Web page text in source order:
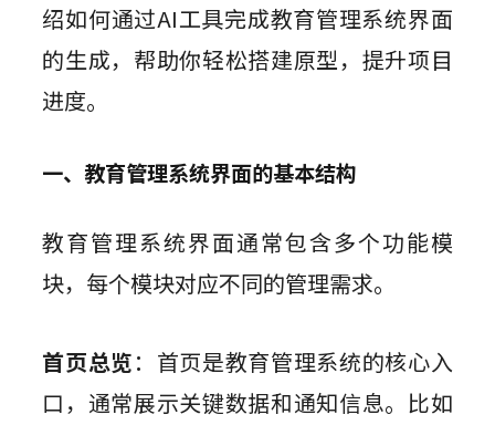
AI美化PPT
绍如何通过AI工具完成教育管理系统界面
的生成，帮助你轻松搭建原型，提升项目
进度。
一、教育管理系统界面的基本结构
教育管理系统界面通常包含多个功能模
块，每个模块对应不同的管理需求。
首页总览：首页是教育管理系统的核心入
口，通常展示关键数据和通知信息。比如